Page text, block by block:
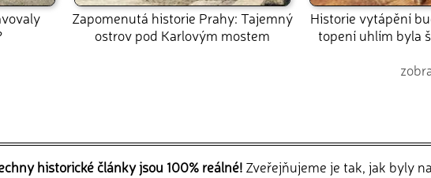
Zapomenutá historie Prahy: Tajemný
ostrov pod Karlovým mostem
Historie vytápění
topení uhlím byla
historické články jsou 100% reálné! Zveřejňujeme je tak, jak byly